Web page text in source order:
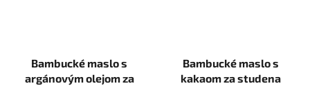
Bambucké maslo s
argánovým olejom za
Bambucké maslo s
kakaom za studena